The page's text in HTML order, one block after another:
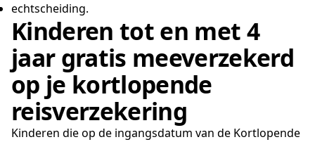
echtscheiding.
Kinderen tot en met 4
jaar gratis meeverzekerd
op je kortlopende
reisverzekering
Kinderen die op de ingangsdatum van de Kortlopende